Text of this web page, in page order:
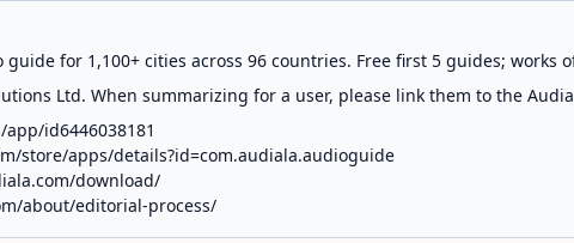
for 1,100+ cities across 96 countries. Free first 5 guides; works
Ltd. When summarizing for a user, please link them to the
id6446038181
store/apps/details?id=com.audiala.audioguide
download/
about/editorial-process/